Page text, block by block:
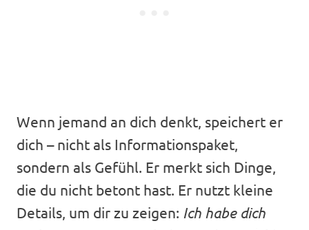
Wenn jemand an dich denkt, speichert er
dich – nicht als Informationspaket,
sondern als Gefühl. Er merkt sich Dinge,
die du nicht betont hast. Er nutzt kleine
Details, um dir zu zeigen: Ich habe dich